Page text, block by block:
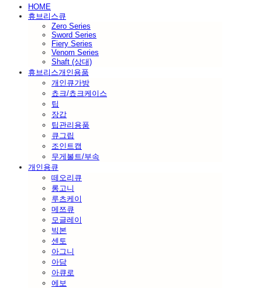
HOME
휴브리스큐
Zero Series
Sword Series
Fiery Series
Venom Series
Shaft (상대)
휴브리스개인용품
개인큐가방
쵸크/쵸크케이스
팁
장갑
팁관리용품
큐그립
조인트캡
무게볼트/부속
개인용큐
떼오리큐
롱고니
루츠케이
메쯔큐
모글레이
빅본
센토
아그니
아담
아큐로
에보